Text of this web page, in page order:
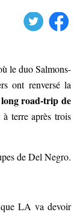
Facebook
le duo Salmons-
ont renversé la
long road-trip de
terre après trois
de Del Negro.
LA va devoir